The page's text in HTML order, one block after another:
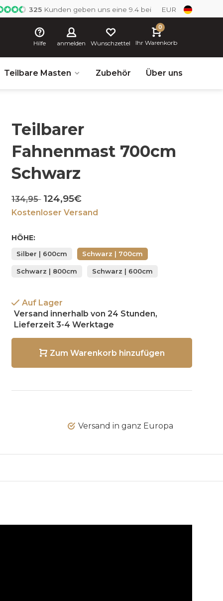
325 Kunden geben uns eine 9.4 bei EUR
Hilfe anmelden Wunschzettel
0
Ihr Warenkorb
Teilbare Masten Zubehör Über uns
Teilbarer
Fahnenmast 700cm
Schwarz
134,95 124,95€
Kostenloser Versand
HÖHE:
Silber | 600cm Schwarz | 700cm
Schwarz | 800cm Schwarz | 600cm
Auf Lager
Versand innerhalb von 24 Stunden,
Lieferzeit 3-4 Werktage
Zum Warenkorb hinzufügen
Versand in ganz Europa